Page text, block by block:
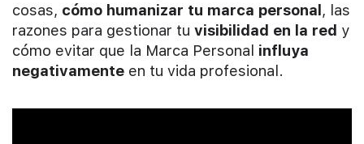
cosas, cómo humanizar tu marca personal , las
razones para gestionar tu visibilidad en la red y
cómo evitar que la Marca Personal influya
negativamente en tu vida profesional.